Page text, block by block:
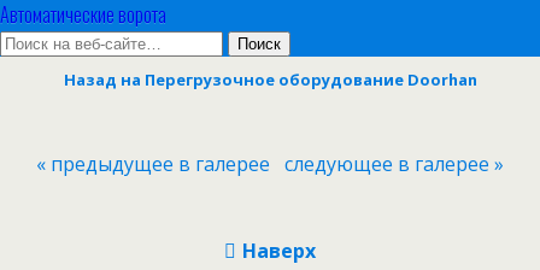
Автоматические ворота
Назад на Перегрузочное оборудование Doorhan
« предыдущее в галерее следующее в галерее »
Наверх